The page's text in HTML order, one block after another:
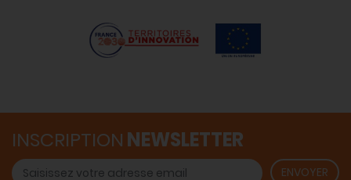
INSCRIPTION NEWSLETTER